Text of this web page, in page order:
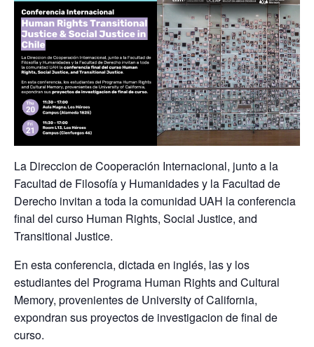
La Direccion de Cooperación Internacional, junto a la
Facultad de Filosofía y Humanidades y la Facultad de
Derecho invitan a toda la comunidad UAH laconferencia
final del curso Human Rights, Social Justice, and
Transitional Justice.
En esta conferencia, dictada en inglés, las y los
estudiantes del Programa Human Rights and Cultural
Memory, provenientes de University of California,
expondran susproyectos de investigacion de final de
curso.